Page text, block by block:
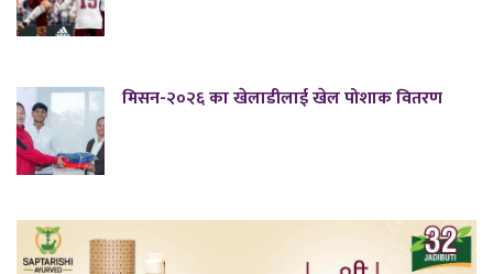
मिसन-२०२६ का खेलाडीलाई खेल पोशाक वितरण